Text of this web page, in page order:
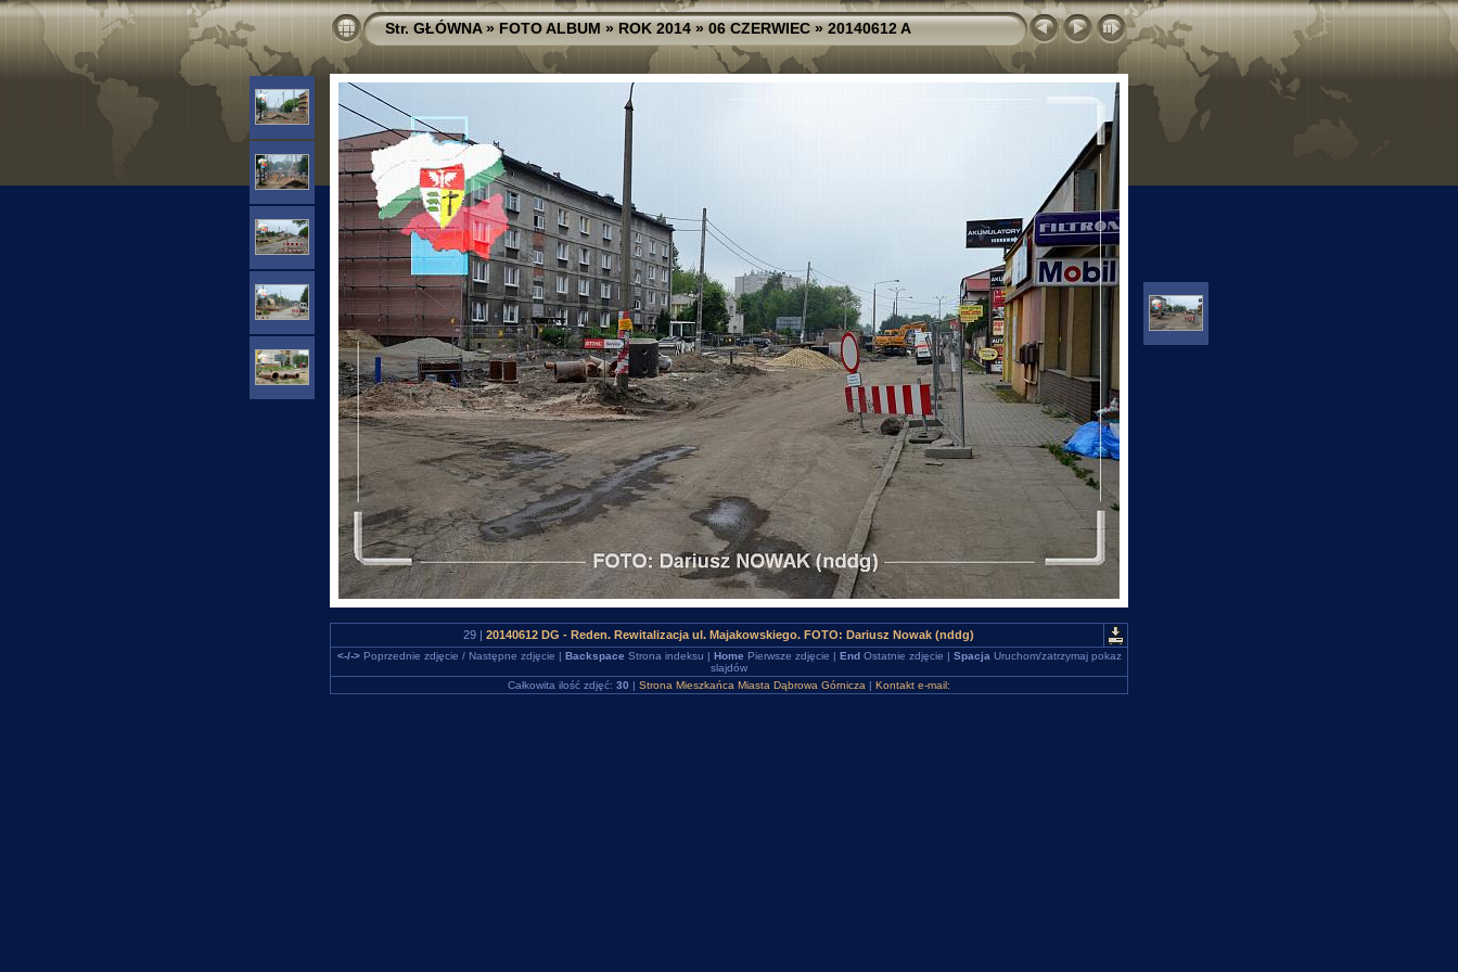
Str. GŁÓWNA»FOTO ALBUM»ROK 2014»06 CZERWIEC»20140612 A
29 | 20140612 DG - Reden. Rewitalizacja ul. Majakowskiego. FOTO: Dariusz Nowak (nddg)
<-/->Poprzednie zdjęcie / Następne zdjęcie | Backspace Strona indeksu | Home Pierwsze zdjęcie | EndOstatnie zdjęcie | Spacja Uruchom/zatrzymaj pokaz
slajdów
Całkowita ilość zdjęć: 30 | Strona Mieszkańca Miasta Dąbrowa Górnicza | Kontakt e-mail: